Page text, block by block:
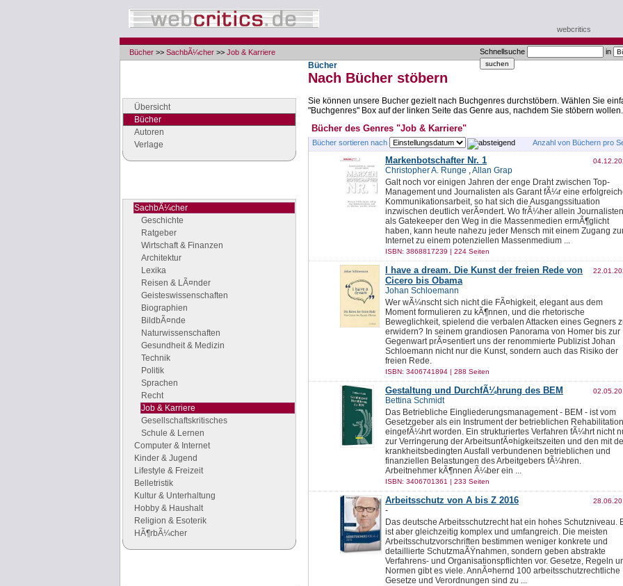
webcritics
Schnellsuche in
Bücher >> SachbÃ¼cher >> Job & Karriere
Übersicht
Bücher
Autoren
Verlage
SachbÃ¼cher
Geschichte
Ratgeber
Wirtschaft & Finanzen
Architektur
Lexika
Reisen & LÃ¤nder
Geisteswissenschaften
Biographien
BildbÃ¤nde
Naturwissenschaften
Gesundheit & Medizin
Technik
Politik
Sprachen
Recht
Job & Karriere
Gesellschaftskritisches
Schule & Lernen
Computer & Internet
Kinder & Jugend
Lifestyle & Freizeit
Belletristik
Kultur & Unterhaltung
Hobby & Haushalt
Religion & Esoterik
HÃ¶rbÃ¼cher
Bücher
Nach Bücher stöbern
Sie können unsere Bucher gezielt nach Buchgenres durchstöbern. Wählen Sie
"Buchgenres" Box auf der linken Seite das Genre aus, nachdem Sie stöbern wollen.
Bücher des Genres "Job & Karriere"
Bücher sortieren nach Anzahl von Büchern pro
Markenbotschafter Nr. 1
Christopher A. Runge ,Allan Grap
Galt noch vor einigen Jahren der enge Draht zwischen Top-
Management und Journalisten als Garant fÃ¼r eine
Kommunikationsarbeit, so hat sich die Ausgangssituation
inzwischen deutlich verÃ¤ndert. Wo frÃ¼her allein Journalisten
als Gatekeeper den Weg in die Massenmedien ermÃ¶glicht
haben, kann heute nahezu jeder Mensch mit einem Zugang
Internet zu einem potenziellen Massenmedium ...
ISBN: 3868817239 | 224 Seiten
I have a dream. Die Kunst der freien Rede von
Cicero bis Obama
Johan Schloemann
Wer wÃ¼nscht sich nicht die FÃ¤higkeit, elegant aus dem
Moment formulieren zu kÃ¶nnen, und die rhetorische
Beweglichkeit, spielend die verbalen Attacken eines Gegners
erwidern? In seinem grandiosen Panorama von Homer bis zur
Gegenwart prÃ¤sentiert uns der renommierte Publizist Johan
Schloemann nicht nur die Kunst, sondern auch das Risiko der
freien Rede.
ISBN: 3406741894 | 288 Seiten
Gestaltung und DurchfÃ¼hrung des BEM
Bettina Schmidt
Das Betriebliche Eingliederungsmanagement - BEM - ist vom
Gesetzgeber als ein Instrument der betrieblichen Rehabilitation
eingefÃ¼hrt worden. Ein strukturiertes Verfahren fÃ¼hrt nicht
zur Verringerung der ArbeitsunfÃ¤higkeitszeiten und den mit
krankheitsbedingten Ausfall verbundenen betrieblichen und
finanziellen Belastungen des Arbeitgebers fÃ¼hren.
Arbeitnehmer kÃ¶nnen Ã¼ber ein ...
ISBN: 3406701361 | 233 Seiten
Arbeitsschutz von A bis Z 2016
-
Das deutsche Arbeitsschutzrecht hat ein hohes Schutzniveau.
ist aber gleichzeitig komplex und umfangreich. Die meisten
Arbeitsschutzvorschriften bestimmen weniger konkrete und
detaillierte SchutzmaÃŸnahmen, sondern geben abstrakte
Verfahrens- und Organisationspflichten vor. Gesetze, Regeln
Normen gibt es viele. AnnÃ¤hernd 100 arbeitsschutzrechtliche
Gesetze und Verordnungen sind zu ...